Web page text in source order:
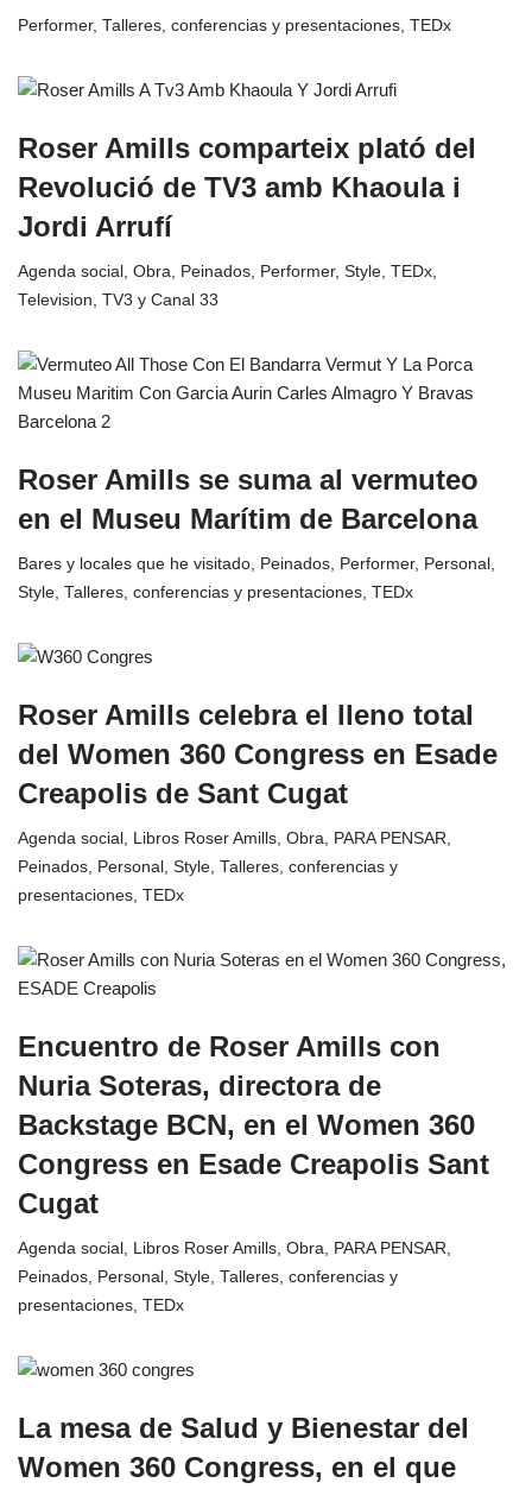
Performer, Talleres, conferencias y presentaciones, TEDx
Roser Amills comparteix plató del
Revolució de TV3 amb Khaoula i
Jordi Arrufí
Agenda social , Obra, Peinados, Performer, Style, TEDx,
Television, TV3 y Canal 33
Roser Amills se suma al vermuteo
en el Museu Marítim de Barcelona
Bares y locales que he visitado, Peinados, Performer, Personal ,
Style, Talleres, conferencias y presentaciones, TEDx
Roser Amills celebra el lleno total
del Women 360 Congress en Esade
Creapolis de Sant Cugat
Agenda social , Libros Roser Amills, Obra, PARA PENSAR,
Peinados, Personal , Style, Talleres, conferencias y
presentaciones, TEDx
Encuentro de Roser Amills con
Nuria Soteras, directora de
Backstage BCN, en el Women 360
Congress en Esade Creapolis Sant
Cugat
Agenda social , Libros Roser Amills, Obra, PARA PENSAR,
Peinados, Personal , Style, Talleres, conferencias y
presentaciones, TEDx
La mesa de Salud y Bienestar del
Women 360 Congress, en el que